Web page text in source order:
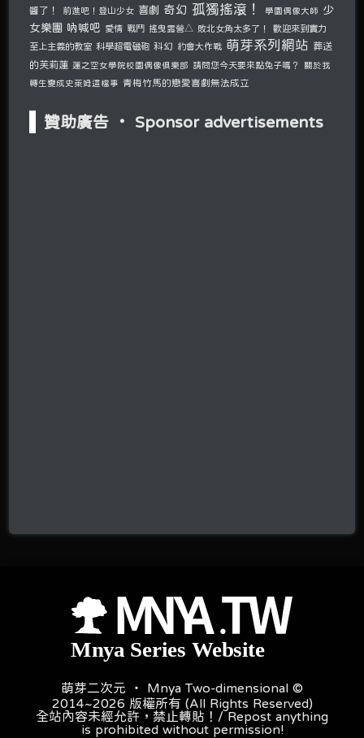
醬了！ 前進吧！登山少女 喜劇 奇幻 孤獨搖滾！ 學園偶像大師
少
女樂團 吶喊吧
愛情 戰鬥 搖曳露營△ 敗北女角太多了！
歡迎來到實力
至上主義的教室 科學超電磁砲 科幻 約會大作戰 萌芽系列網站 葬送
的芙莉蓮 蓮之空女學院校園偶像俱樂部 請問您今天要來點兔子嗎？ 關於我
轉生變成史萊姆這檔事 青梅竹馬的戀愛喜劇無法成立
贊助廣告 ‧ Sponsor advertisements
萌芽二次元 ‧ Mnya Two-dimensional ©
2014~2026 版權所有 (All Rights Reserved)
全站內容未經允許，禁止轉貼！/ Repost anything
is prohibited without permission!